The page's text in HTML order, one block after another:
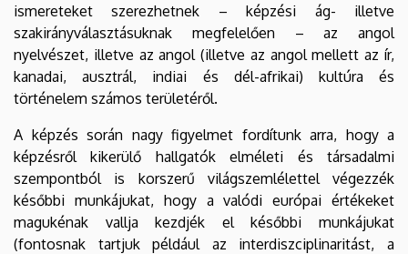
ismereteket szerezhetnek – képzési ág- illetve
szakirányválasztásuknak megfelelően – az angol
nyelvészet, illetve az angol (illetve az angol mellett az ír,
kanadai, ausztrál, indiai és dél-afrikai) kultúra és
történelem számos területéről.
A képzés során nagy figyelmet fordítunk arra, hogy a
képzésről kikerülő hallgatók elméleti és társadalmi
szempontból is korszerű világszemlélettel végezzék
későbbi munkájukat, hogy a valódi európai értékeket
magukénak vallja kezdjék el későbbi munkájukat
(fontosnak tartjuk például az interdiszciplinaritást, a